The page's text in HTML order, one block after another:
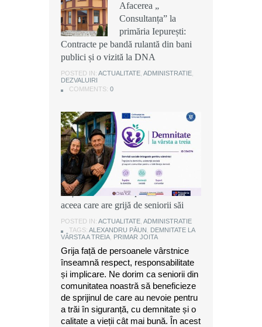
Afacerea „
Consultanța” la
primăria Iepurești:
Contracte pe bandă rulantă din bani
publici și o vizită la DNA
POSTED IN: ACTUALITATE ADMINISTRATIE
DEZVALUIRI
COMMENTS: 0
Afacerea „
Consultanța” la
primăria Iepurești:
Contracte pe bandă rulantă din bani
publici și o vizită la DNA
POSTED IN: ACTUALITATE ADMINISTRATIE
DEZVALUIRI
COMMENTS: 0
Afacerea „
Consultanța” la
primăria Iepurești:
Contracte pe bandă rulantă din bani
publici și o vizită la DNA
POSTED IN: ACTUALITATE ADMINISTRATIE
DEZVALUIRI
COMMENTS: 0
Alexandru Păun, primarul comunei
Joița: O comunitate puternică este
aceea care are grijă de seniorii săi
POSTED IN: ACTUALITATE ADMINISTRATIE
TAGS: ALEXANDRU PĂUN
DEMNITATE LA
VÂRSTA A TREIA PRIMAR JOITA
Grija față de persoanele vârstnice
înseamnă respect, responsabilitate
și implicare. Ne dorim ca seniorii din
comunitatea noastră să beneficieze
de sprijinul de care au nevoie pentru
a trăi în siguranță, cu demnitate și o
calitate a vieții cât mai bună. În acest